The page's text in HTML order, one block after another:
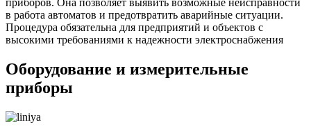
приборов. Она позволяет выявить возможные неисправности
в работа автоматов и предотвратить аварийные ситуации.
Процедура обязательна для предприятий и объектов с
высокими требованиями к надежности электроснабжения
Оборудование и измерительные
приборы